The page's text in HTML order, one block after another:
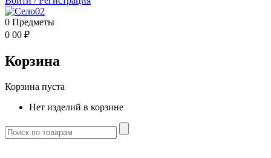
0 Предметы
0 00 ₽
Корзина
Корзина пуста
Нет изделий в корзине